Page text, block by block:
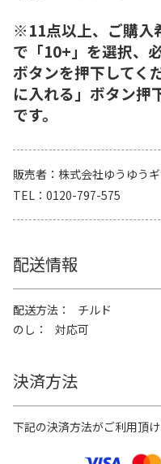
※11点以上、ご購入
で「10+」を選択、
ボタンを押下してく
に入れる」ボタン押
です。
販売者
株式会社ゆうゆう
TEL
0120-797-575
配送情報
配送方法
チルド
のし
対応可
決済方法
下記の決済方法がご利用頂け